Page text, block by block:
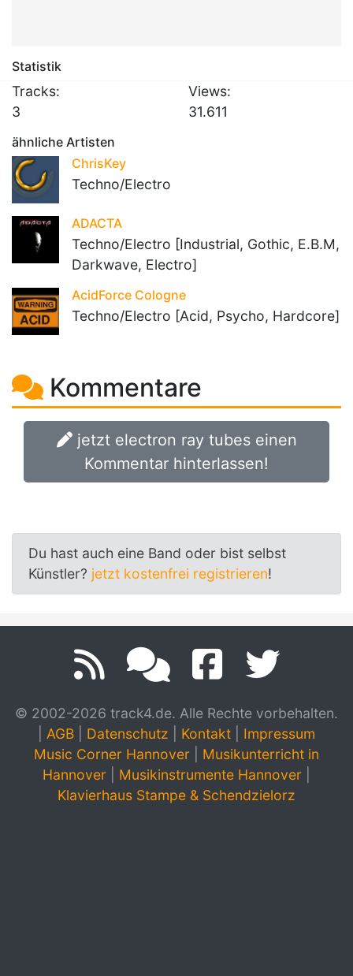
Statistik
Tracks:
3
Views:
31.611
ähnliche Artisten
ChrisKey
Techno/Electro
ADACTA
Techno/Electro [Industrial, Gothic, E.B.M,
Darkwave, Electro]
AcidForce Cologne
Techno/Electro [Acid, Psycho, Hardcore]
Kommentare
jetzt electron ray tubes einen
Kommentar hinterlassen!
Du hast auch eine Band oder bist selbst
Künstler? jetzt kostenfrei registrieren!
© 2002-2026 track4.de. Alle Rechte vorbehalten.
AGB Datenschutz Kontakt
Impressum
Music Corner Hannover
Musikunterricht in
Hannover
Musikinstrumente Hannover
Klavierhaus Stampe & Schendzielorz